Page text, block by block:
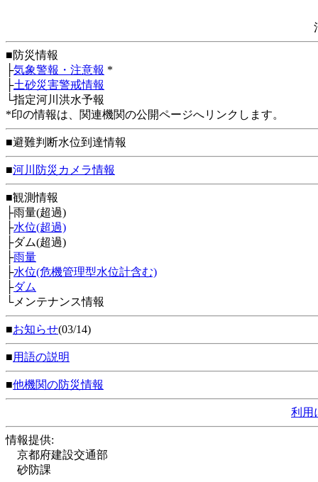
■防災情報
├気象警報・注意報 *
├土砂災害警戒情報
└指定河川洪水予報
*印の情報は、関連機関の公開ページへリンクします。
■避難判断水位到達情報
■河川防災カメラ情報
■観測情報
├雨量(超過)
├水位(超過)
├ダム(超過)
├雨量
├水位(危機管理型水位計含む)
├ダム
└メンテナンス情報
■お知らせ(03/14)
■用語の説明
■他機関の防災情報
利用
情報提供:
京都府建設交通部
砂防課